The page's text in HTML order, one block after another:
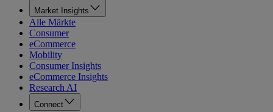
Market Insights
Alle Märkte
Consumer
eCommerce
Mobility
Consumer Insights
eCommerce Insights
Research AI
Connect